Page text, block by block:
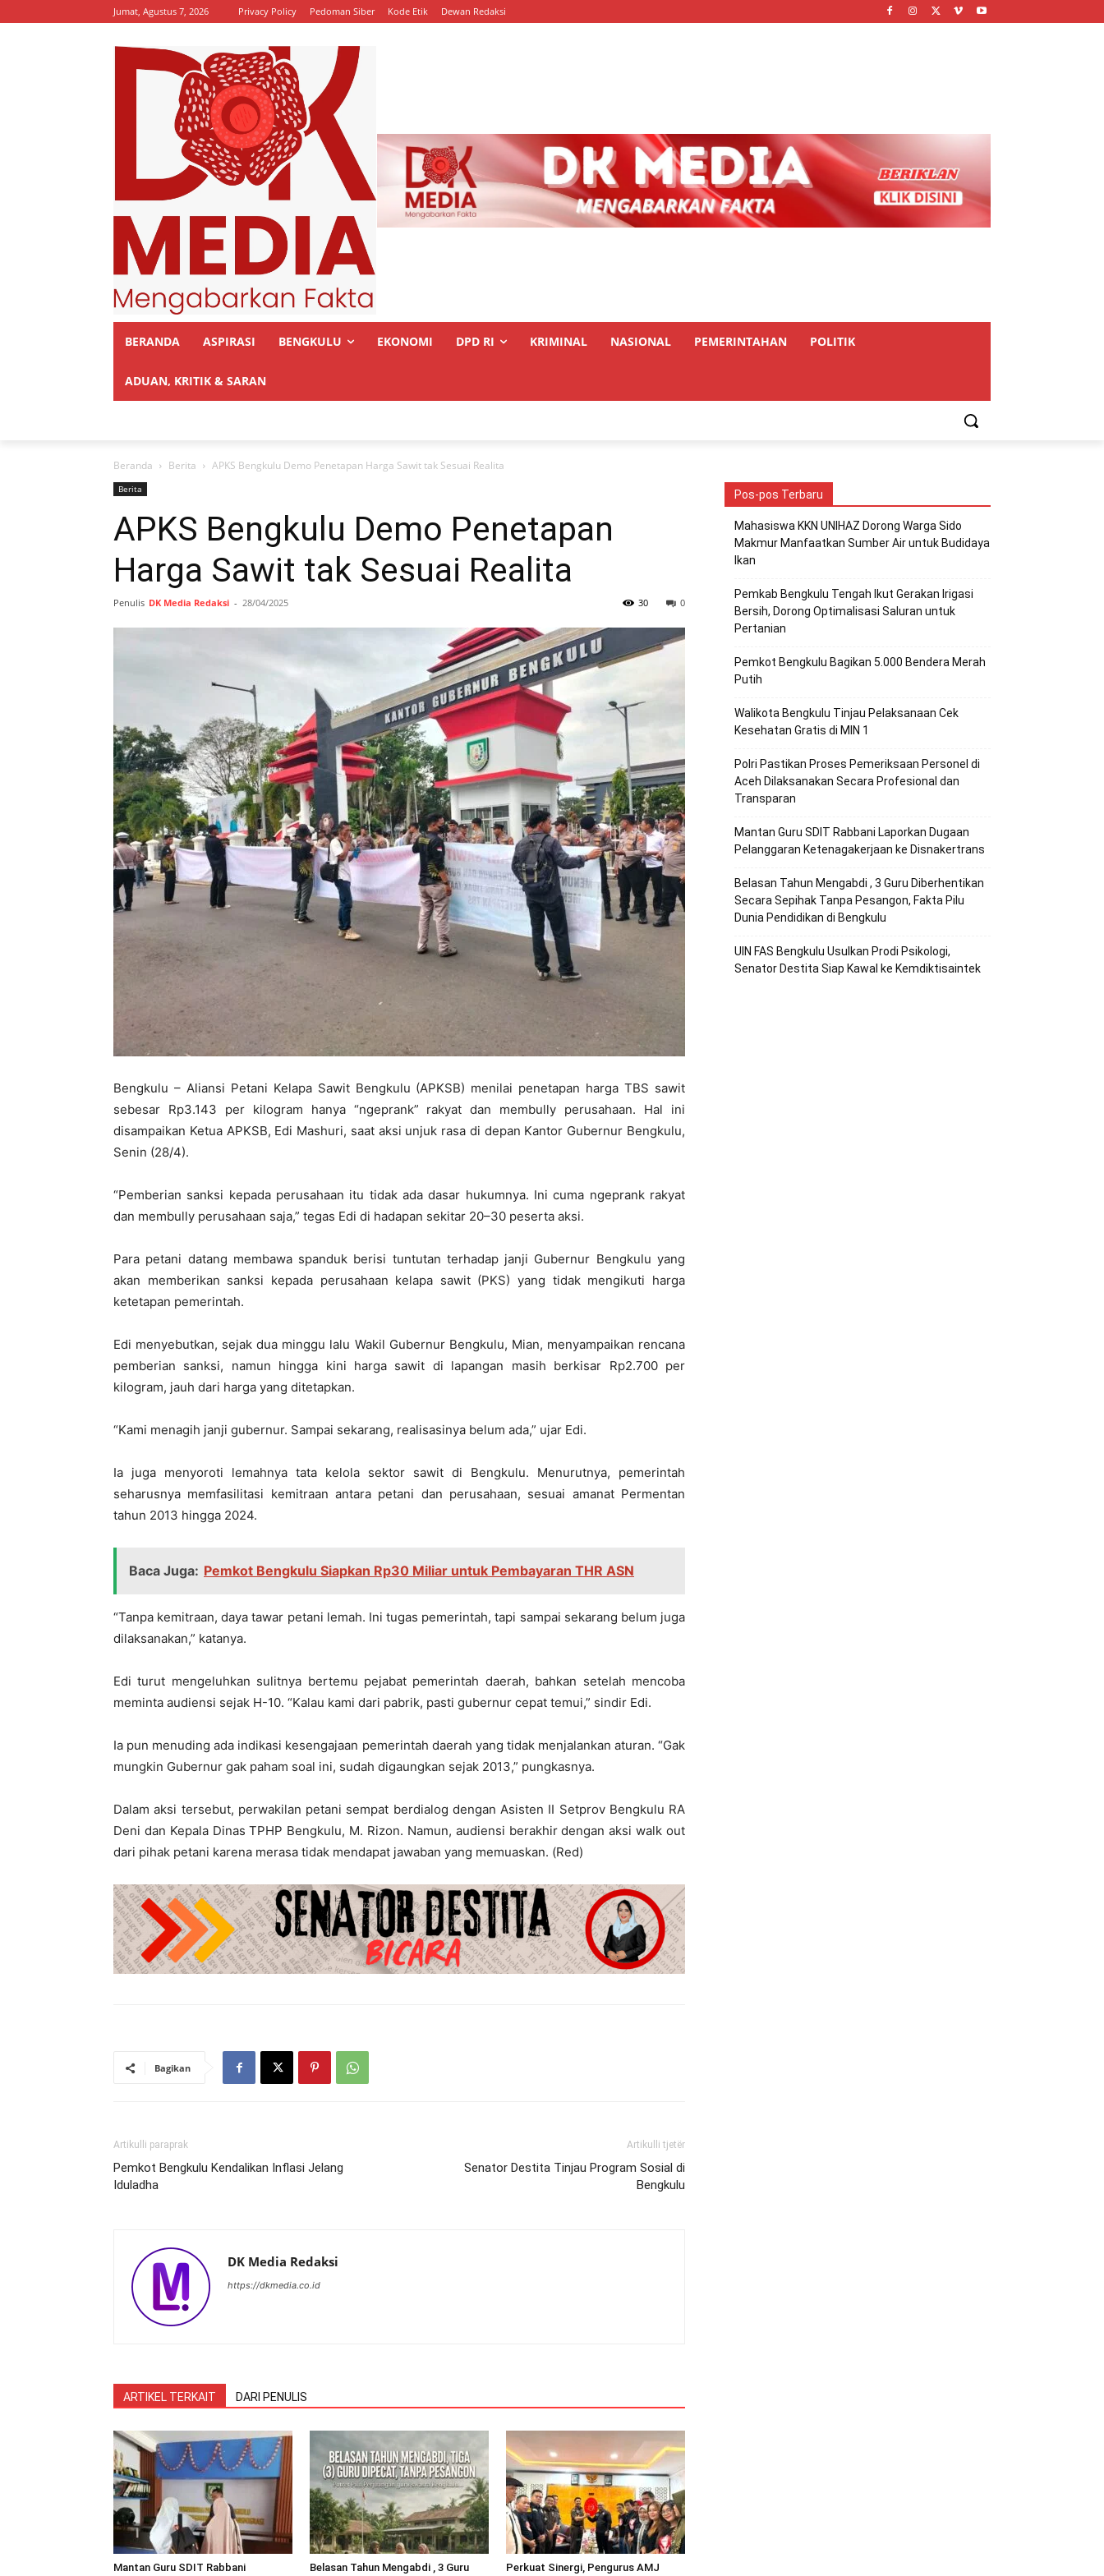
Jumat, Agustus 7, 2026 Privacy Policy Pedoman Siber Kode Etik Dewan Redaksi
BERANDA ASPIRASI BENGKULU EKONOMI DPD RI KRIMINAL NASIONAL PEMERINTAHAN POLITIK
ADUAN, KRITIK & SARAN
Beranda Berita APKS Bengkulu Demo Penetapan Harga Sawit tak Sesuai Realita
Berita
APKS Bengkulu Demo Penetapan
Harga Sawit tak Sesuai Realita
Penulis DK Media Redaksi - 28/04/2025 0
30
Bengkulu – Aliansi Petani Kelapa Sawit Bengkulu (APKSB) menilai penetapan harga TBS sawit
sebesar Rp3.143 per kilogram hanya “ngeprank” rakyat dan membully perusahaan. Hal ini
disampaikan Ketua APKSB, Edi Mashuri, saat aksi unjuk rasa di depan Kantor Gubernur Bengkulu,
Senin (28/4).
“Pemberian sanksi kepada perusahaan itu tidak ada dasar hukumnya. Ini cuma ngeprank rakyat
dan membully perusahaan saja,” tegas Edi di hadapan sekitar 20–30 peserta aksi.
Para petani datang membawa spanduk berisi tuntutan terhadap janji Gubernur Bengkulu yang
akan memberikan sanksi kepada perusahaan kelapa sawit (PKS) yang tidak mengikuti harga
ketetapan pemerintah.
Edi menyebutkan, sejak dua minggu lalu Wakil Gubernur Bengkulu, Mian, menyampaikan rencana
pemberian sanksi, namun hingga kini harga sawit di lapangan masih berkisar Rp2.700 per
kilogram, jauh dari harga yang ditetapkan.
“Kami menagih janji gubernur. Sampai sekarang, realisasinya belum ada,” ujar Edi.
Ia juga menyoroti lemahnya tata kelola sektor sawit di Bengkulu. Menurutnya, pemerintah
seharusnya memfasilitasi kemitraan antara petani dan perusahaan, sesuai amanat Permentan
tahun 2013 hingga 2024.
Baca Juga: Pemkot Bengkulu Siapkan Rp30 Miliar untuk Pembayaran THR ASN
“Tanpa kemitraan, daya tawar petani lemah. Ini tugas pemerintah, tapi sampai sekarang belum juga
dilaksanakan,” katanya.
Edi turut mengeluhkan sulitnya bertemu pejabat pemerintah daerah, bahkan setelah mencoba
meminta audiensi sejak H-10. “Kalau kami dari pabrik, pasti gubernur cepat temui,” sindir Edi.
Ia pun menuding ada indikasi kesengajaan pemerintah daerah yang tidak menjalankan aturan. “Gak
mungkin Gubernur gak paham soal ini, sudah digaungkan sejak 2013,” pungkasnya.
Dalam aksi tersebut, perwakilan petani sempat berdialog dengan Asisten II Setprov Bengkulu RA
Deni dan Kepala Dinas TPHP Bengkulu, M. Rizon. Namun, audiensi berakhir dengan aksi walk out
dari pihak petani karena merasa tidak mendapat jawaban yang memuaskan. (Red)
Bagikan
Artikulli paraprak
Pemkot Bengkulu Kendalikan Inflasi Jelang
Iduladha
Artikulli tjetër
Senator Destita Tinjau Program Sosial di
Bengkulu
DK Media Redaksi
https://dkmedia.co.id
ARTIKEL TERKAIT DARI PENULIS
Mantan Guru SDIT Rabbani Belasan Tahun Mengabdi , 3 Guru Perkuat Sinergi, Pengurus AMJ
Pos-pos Terbaru
Mahasiswa KKN UNIHAZ Dorong Warga Sido
Makmur Manfaatkan Sumber Air untuk Budidaya
Ikan
Pemkab Bengkulu Tengah Ikut Gerakan Irigasi
Bersih, Dorong Optimalisasi Saluran untuk
Pertanian
Pemkot Bengkulu Bagikan 5.000 Bendera Merah
Putih
Walikota Bengkulu Tinjau Pelaksanaan Cek
Kesehatan Gratis di MIN 1
Polri Pastikan Proses Pemeriksaan Personel di
Aceh Dilaksanakan Secara Profesional dan
Transparan
Mantan Guru SDIT Rabbani Laporkan Dugaan
Pelanggaran Ketenagakerjaan ke Disnakertrans
Belasan Tahun Mengabdi , 3 Guru Diberhentikan
Secara Sepihak Tanpa Pesangon, Fakta Pilu
Dunia Pendidikan di Bengkulu
UIN FAS Bengkulu Usulkan Prodi Psikologi,
Senator Destita Siap Kawal ke Kemdiktisaintek